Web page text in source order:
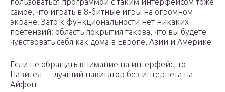
пользоваться программой с таким интерфейсом тоже
самое, что играть в 8-битные игры на огромном
экране. Зато к функциональности нет никаких
претензий: область покрытия такова, что вы будете
чувствовать себя как дома в Европе, Азии и Америке
Если не обращать внимание на интерфейс, то
Навител — лучший навигатор без интернета на
Айфон